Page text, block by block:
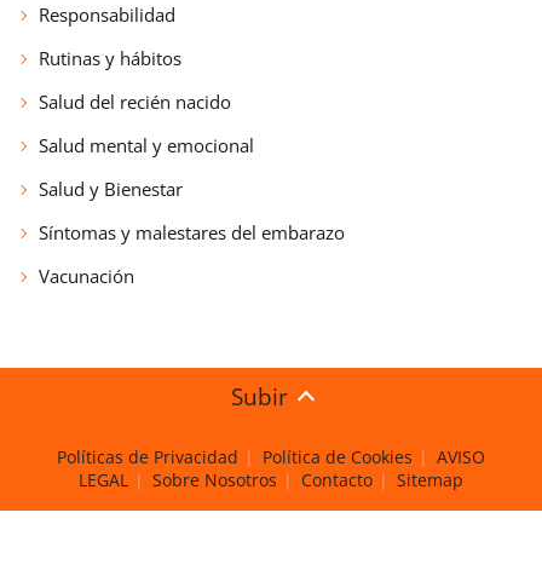
Responsabilidad
Rutinas y hábitos
Salud del recién nacido
Salud mental y emocional
Salud y Bienestar
Síntomas y malestares del embarazo
Vacunación
Subir
Políticas de Privacidad Política de Cookies
AVISO
LEGAL
Sobre Nosotros Contacto Sitemap